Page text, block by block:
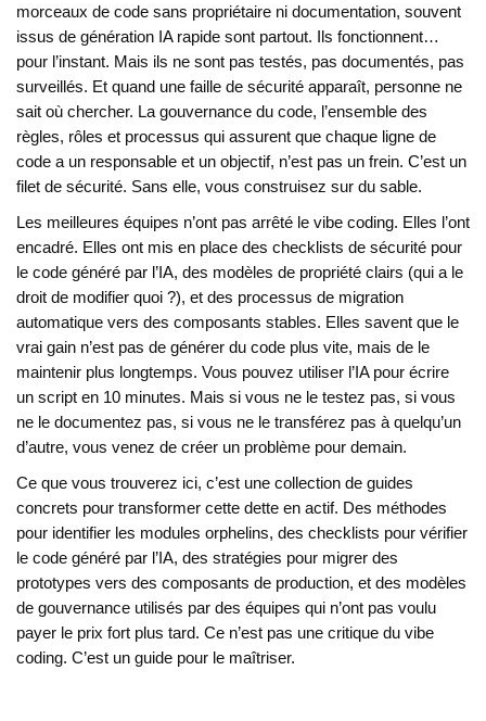
morceaux de code sans propriétaire ni documentation, souvent
issus de génération IA rapide sont partout. Ils fonctionnent…
pour l’instant. Mais ils ne sont pas testés, pas documentés, pas
surveillés. Et quand une faille de sécurité apparaît, personne ne
sait où chercher. La gouvernance du code, l’ensemble des
règles, rôles et processus qui assurent que chaque ligne de
code a un responsable et un objectif, n’est pas un frein. C’est un
filet de sécurité. Sans elle, vous construisez sur du sable.
Les meilleures équipes n’ont pas arrêté le vibe coding. Elles l’ont
encadré. Elles ont mis en place des checklists de sécurité pour
le code généré par l’IA, des modèles de propriété clairs (qui a le
droit de modifier quoi ?), et des processus de migration
automatique vers des composants stables. Elles savent que le
vrai gain n’est pas de générer du code plus vite, mais de le
maintenir plus longtemps. Vous pouvez utiliser l’IA pour écrire
un script en 10 minutes. Mais si vous ne le testez pas, si vous
ne le documentez pas, si vous ne le transférez pas à quelqu’un
d’autre, vous venez de créer un problème pour demain.
Ce que vous trouverez ici, c’est une collection de guides
concrets pour transformer cette dette en actif. Des méthodes
pour identifier les modules orphelins, des checklists pour vérifier
le code généré par l’IA, des stratégies pour migrer des
prototypes vers des composants de production, et des modèles
de gouvernance utilisés par des équipes qui n’ont pas voulu
payer le prix fort plus tard. Ce n’est pas une critique du vibe
coding. C’est un guide pour le maîtriser.